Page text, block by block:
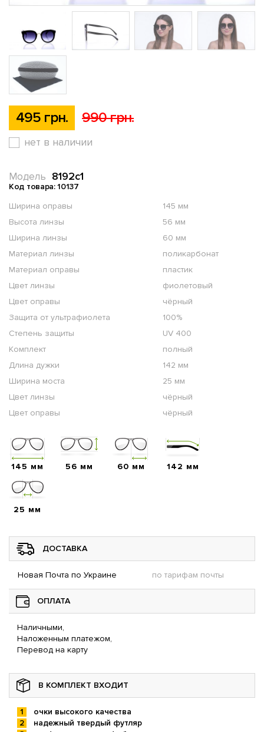
495 грн. 990 грн.
нет в наличии
8192c1
Модель
Код товара: 10137
Ширина оправы
145 мм
Высота линзы
56 мм
Ширина линзы
60 мм
Материал линзы
поликарбонат
Материал оправы
пластик
Цвет линзы
фиолетовый
Цвет оправы
чёрный
Защита от ультрафиолета
100%
Степень защиты
UV 400
Комплект
полный
Длина дужки
142 мм
Ширина моста
25 мм
Цвет линзы
чёрный
Цвет оправы
чёрный
145 мм 56 мм 60 мм 142 мм
25 мм
ДОСТАВКА
Новая Почта по Украине по тарифам почты
ОПЛАТА
Наличными,
Наложенным платежом,
Перевод на карту
В КОМПЛЕКТ ВХОДИТ
очки высокого качества
надежный твердый футляр